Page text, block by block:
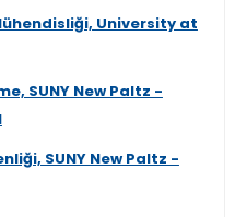
University at
SUNY New Paltz -
SUNY New Paltz -